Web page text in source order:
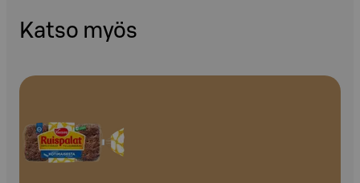
Katso myös